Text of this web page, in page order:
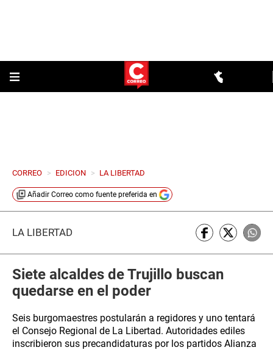
CORREO > EDICION > LA LIBERTAD
Añadir Correo como fuente preferida en
LA LIBERTAD
Siete alcaldes de Trujillo buscan
quedarse en el poder
Seis burgomaestres postularán a regidores y uno tentará
el Consejo Regional de La Libertad. Autoridades ediles
inscribieron sus precandidaturas por los partidos Alianza